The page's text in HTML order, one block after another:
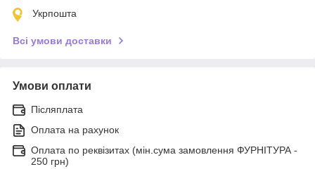
Укрпошта
Всі умови доставки
Умови оплати
Післяплата
Оплата на рахунок
Оплата по реквізитах (мін.сума замовлення ФУРНІТУРА -
250 грн)